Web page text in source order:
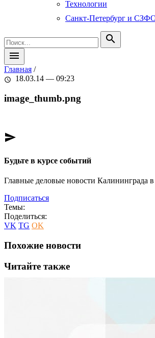
Технологии
Санкт-Петербург и
search
menu
Главная /
schedule 18.03.14 — 09:23
image_thumb.png
send
Будьте в курсе событий
Главные деловые новости Калининграда
Подписаться
Темы:
Поделиться:
VK TG OK
Похожие новости
Читайте также